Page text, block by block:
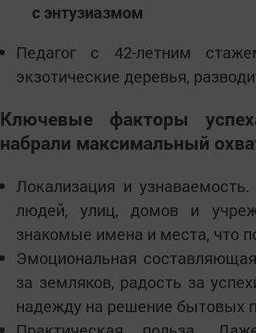
с энтузиазмом
Педагог с 42-летним
экзотические деревья,
Ключевые факторы
набрали максимальный
Локализация и
людей, улиц, домов и
знакомые имена и места, что
Эмоциональная
за земляков, радость за
надежду на решение бытовых